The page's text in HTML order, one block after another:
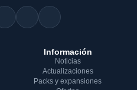
Información
Noticias
Actualizaciones
Packs y expansiones